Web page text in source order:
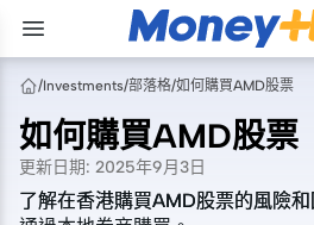
/Investments/部落格/如何購買AMD股票
如何購買AMD股票
更新日期: 2025年9月3日
了解在香港購買AMD股票的風險
了解在香港購買AMD股票的風險